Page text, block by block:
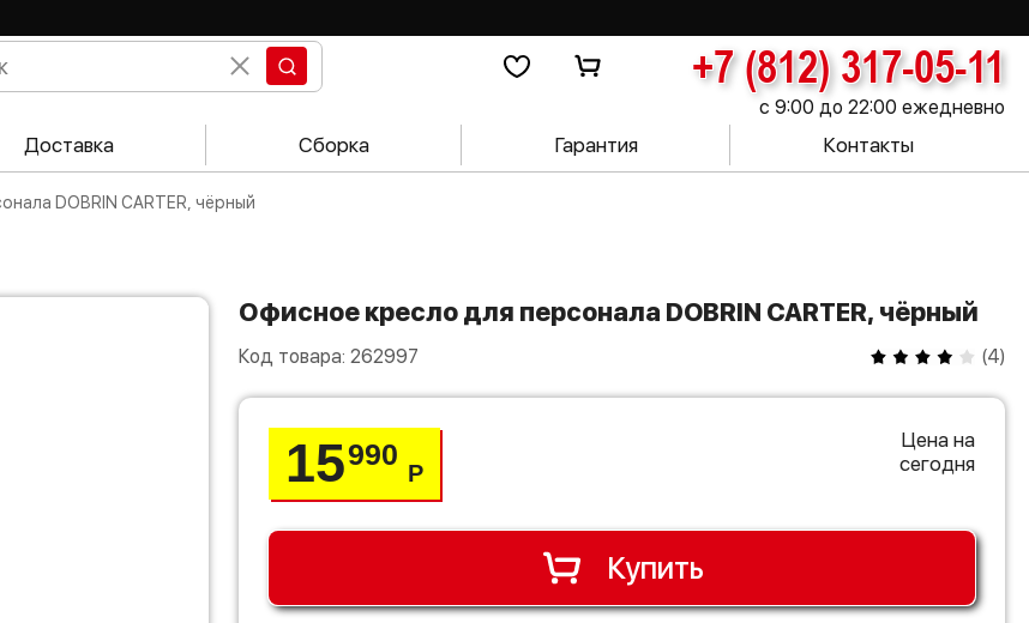
+7 (812) 317-05-11
с 9:00 до 22:00 ежедневно
Доставка Сборка Гарантия Контакты
DOBRIN CARTER, чёрный
Офисное кресло для персонала DOBRIN CARTER, чёрный
Код товара: 262997 (4)
15990
Р
Цена на
сегодня
Купить